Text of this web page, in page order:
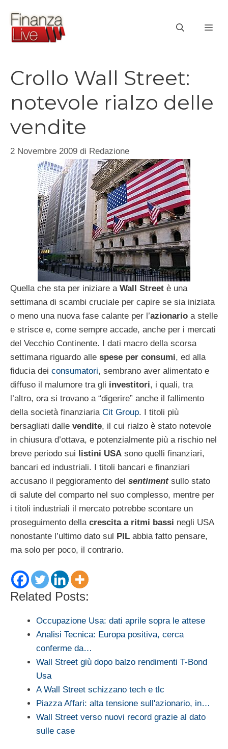
contenuto
Crollo Wall Street:
notevole rialzo delle
vendite
2 Novembre 2009 di Redazione
Quella che sta per iniziare a Wall Street è una
settimana di scambi cruciale per capire se sia iniziata
o meno una nuova fase calante per l’azionario a stelle
e strisce e, come sempre accade, anche per i mercati
del Vecchio Continente. I dati macro della scorsa
settimana riguardo alle spese per consumi, ed alla
fiducia dei consumatori, sembrano aver alimentato e
diffuso il malumore tra gli investitori, i quali, tra
l’altro, ora si trovano a “digerire” anche il fallimento
della società finanziaria Cit Group. I titoli più
bersagliati dalle vendite, il cui rialzo è stato notevole
in chiusura d’ottava, e potenzialmente più a rischio nel
breve periodo sui listini USA sono quelli finanziari,
bancari ed industriali. I titoli bancari e finanziari
accusano il peggioramento del sentimentsullo stato
di salute del comparto nel suo complesso, mentre per
i titoli industriali il mercato potrebbe scontare un
proseguimento della crescita a ritmi bassi negli USA
nonostante l’ultimo dato sul PIL abbia fatto pensare,
ma solo per poco, il contrario.
Related Posts:
Occupazione Usa: dati aprile sopra le attese
Analisi Tecnica: Europa positiva, cerca
conferme da…
Wall Street giù dopo balzo rendimenti T-Bond
Usa
A Wall Street schizzano tech e tlc
Piazza Affari: alta tensione sull'azionario, in…
Wall Street verso nuovi record grazie al dato
sulle case